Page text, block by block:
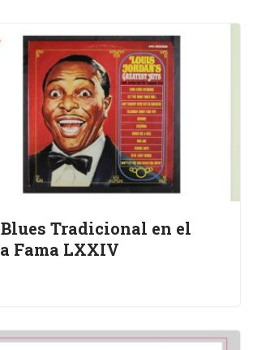
Tradicional en el
Fama LXXIV